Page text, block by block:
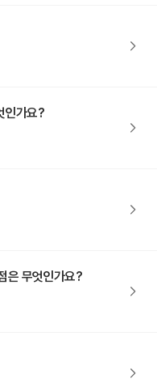
인가요?
은 무엇인가요?